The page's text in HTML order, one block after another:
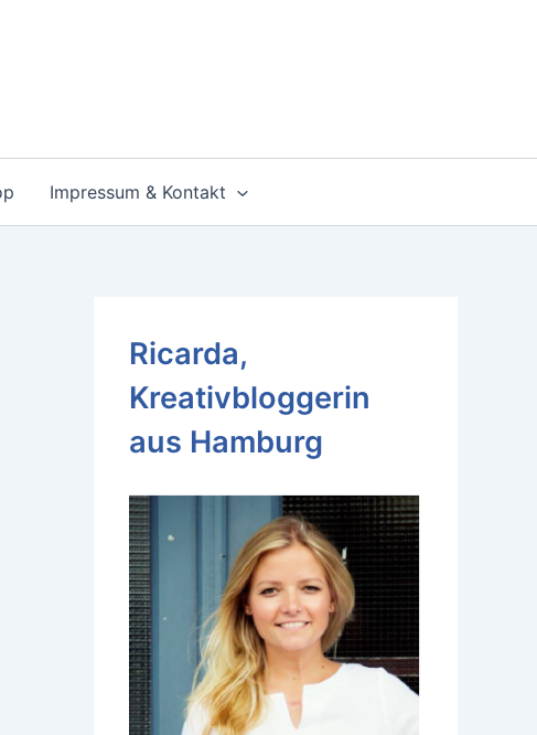
Impressum & Kontakt
Ricarda,
Kreativbloggerin
aus Hamburg